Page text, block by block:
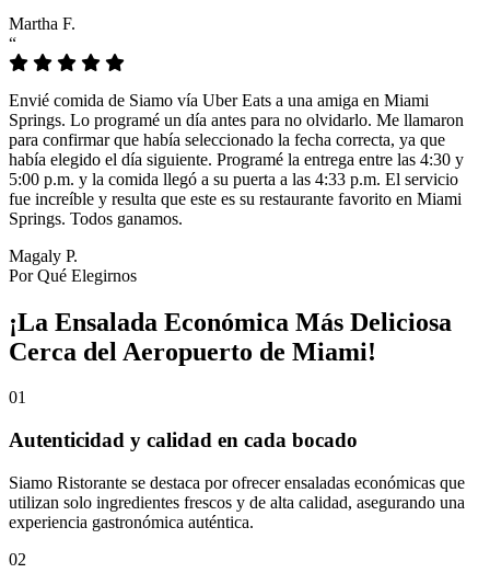
Martha F.
“
Envié comida de Siamo vía Uber Eats a una amiga en Miami
Springs. Lo programé un día antes para no olvidarlo. Me llamaron
para confirmar que había seleccionado la fecha correcta, ya que
había elegido el día siguiente. Programé la entrega entre las 4:30 y
5:00 p.m. y la comida llegó a su puerta a las 4:33 p.m. El servicio
fue increíble y resulta que este es su restaurante favorito en Miami
Springs. Todos ganamos.
Magaly P.
Por Qué Elegirnos
¡La Ensalada Económica Más Deliciosa
Cerca del Aeropuerto de Miami!
01
Autenticidad y calidad en cada bocado
Siamo Ristorante se destaca por ofrecer ensaladas económicas que
utilizan solo ingredientes frescos y de alta calidad, asegurando una
experiencia gastronómica auténtica.
02